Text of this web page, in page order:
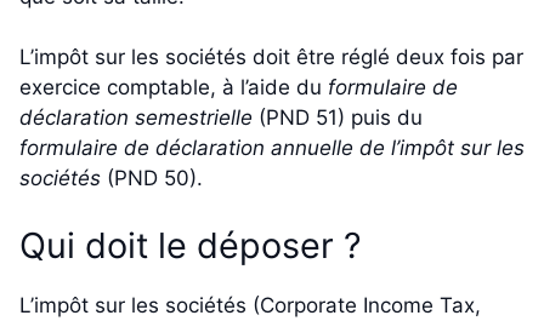
L’impôt sur les sociétés doit être réglé deux fois par
exercice comptable, à l’aide du formulaire de
déclaration semestrielle (PND 51) puis du
formulaire de déclaration annuelle de l’impôt sur les
sociétés (PND 50).
Qui doit le déposer ?
L’impôt sur les sociétés (Corporate Income Tax,